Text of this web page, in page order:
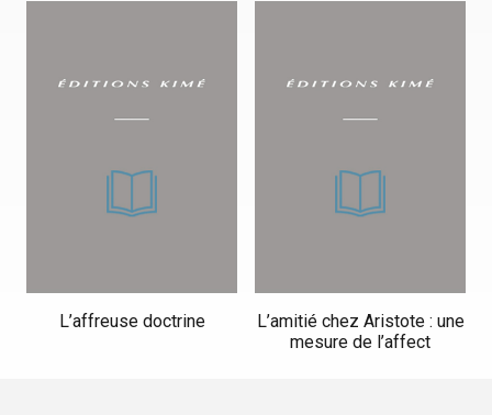
L’affreuse doctrine
L’amitié chez Aristote : une
mesure de l’affect